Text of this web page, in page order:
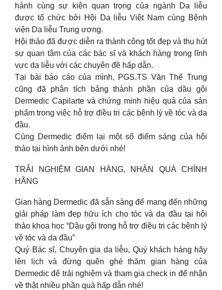
hành cùng sự kiện quan trọng của ngành Da liễu
được tổ chức bởi Hội Da liễu Việt Nam cùng Bệnh
viện Da liễu Trung ương.
Hội thảo đã được diễn ra thành công tốt đẹp và thu hút
sự quan tâm của các bác sĩ và khách hàng trong lĩnh
vực da liễu với các chuyên đề hấp dẫn.
Tại bài báo cáo của mình, PGS.TS Văn Thế Trung
cũng đã phân tích bảng thành phần của dầu gội
Dermedic Capilarte và chứng minh hiệu quả của sản
phẩm trong việc hỗ trợ điều trị các bệnh lý về tóc và da
đầu.
Cùng Dermedic điểm lại một số điểm sáng của hội
thảo tại hình ảnh bên dưới nhé!
TRẢI NGHIỆM GIAN HÀNG, NHẬN QUÀ CHÍNH
HÃNG
Gian hàng Dermedic đã sẵn sàng để mang đến những
giải pháp làm đẹp hữu ích cho tóc và da đầu tại hội
thảo khoa học “Dầu gội trong hỗ trợ điều trị các bệnh lý
về tóc và da đầu”
Quý Bác sĩ, Chuyên gia da liễu, Quý khách hàng hãy
lên lịch và đừng quên ghé thăm gian hàng của
Dermedic để trải nghiệm và tham gia check in để nhận
về thật nhiều phần quà hấp dẫn nhé!